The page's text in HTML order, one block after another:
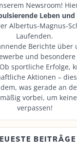
Newsroom!
Leben
Albertus-Magnus-
Laufenden.
Berichte über
und
sportliche Erfolge,
Aktionen –
was gerade an
vorbei, um
verpassen!
BEITRÄGE